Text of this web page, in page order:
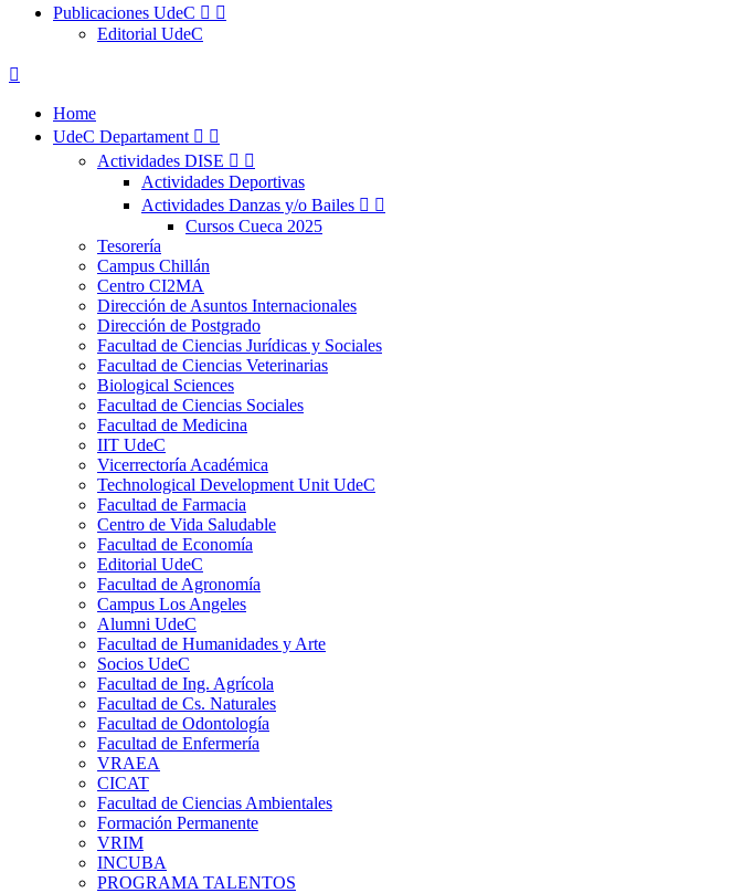
Publicaciones UdeC  
Editorial UdeC

Home
UdeC Departament  
Actividades DISE  
Actividades Deportivas
Actividades Danzas y/o Bailes  
Cursos Cueca 2025
Tesorería
Campus Chillán
Centro CI2MA
Dirección de Asuntos Internacionales
Dirección de Postgrado
Facultad de Ciencias Jurídicas y Sociales
Facultad de Ciencias Veterinarias
Biological Sciences
Facultad de Ciencias Sociales
Facultad de Medicina
IIT UdeC
Vicerrectoría Académica
Technological Development Unit UdeC
Facultad de Farmacia
Centro de Vida Saludable
Facultad de Economía
Editorial UdeC
Facultad de Agronomía
Campus Los Angeles
Alumni UdeC
Facultad de Humanidades y Arte
Socios UdeC
Facultad de Ing. Agrícola
Facultad de Cs. Naturales
Facultad de Odontología
Facultad de Enfermería
VRAEA
CICAT
Facultad de Ciencias Ambientales
Formación Permanente
VRIM
INCUBA
PROGRAMA TALENTOS